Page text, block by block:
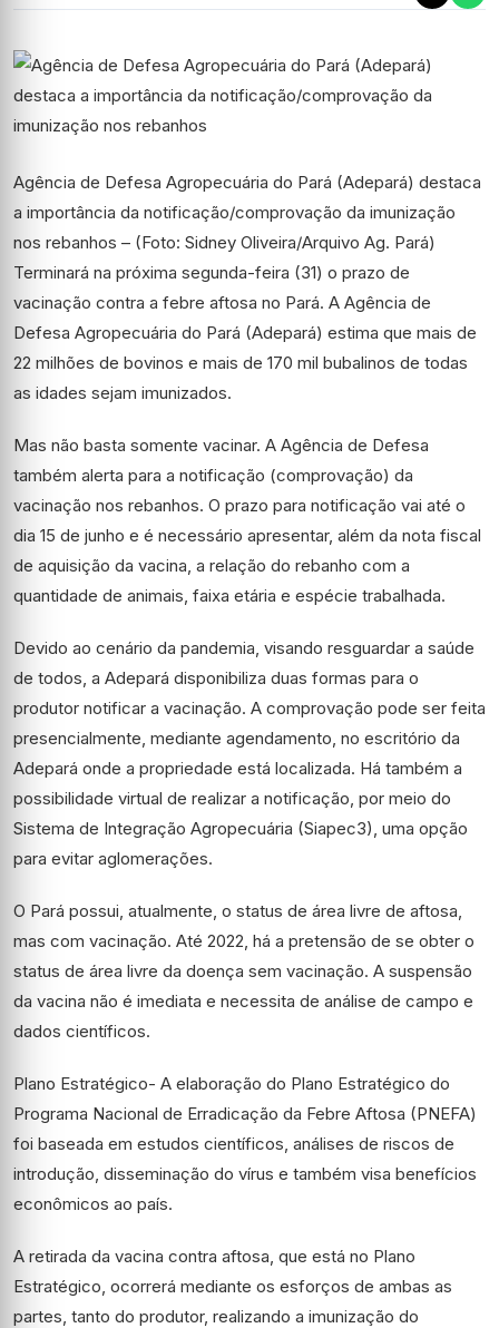
Agência de Defesa Agropecuária do Pará (Adepará) destaca
a importância da notificação/comprovação da imunização
nos rebanhos – (Foto: Sidney Oliveira/Arquivo Ag. Pará)
Terminará na próxima segunda-feira (31) o prazo de
vacinação contra a febre aftosa no Pará. A Agência de
Defesa Agropecuária do Pará (Adepará) estima que mais de
22 milhões de bovinos e mais de 170 mil bubalinos de todas
as idades sejam imunizados.
Mas não basta somente vacinar. A Agência de Defesa
também alerta para a notificação (comprovação) da
vacinação nos rebanhos. O prazo para notificação vai até o
dia 15 de junho e é necessário apresentar, além da nota fiscal
de aquisição da vacina, a relação do rebanho com a
quantidade de animais, faixa etária e espécie trabalhada.
Devido ao cenário da pandemia, visando resguardar a saúde
de todos, a Adepará disponibiliza duas formas para o
produtor notificar a vacinação. A comprovação pode ser feita
presencialmente, mediante agendamento, no escritório da
Adepará onde a propriedade está localizada. Há também a
possibilidade virtual de realizar a notificação, por meio do
Sistema de Integração Agropecuária (Siapec3), uma opção
para evitar aglomerações.
O Pará possui, atualmente, o status de área livre de aftosa,
mas com vacinação. Até 2022, há a pretensão de se obter o
status de área livre da doença sem vacinação. A suspensão
da vacina não é imediata e necessita de análise de campo e
dados científicos.
Plano Estratégico- A elaboração do Plano Estratégico do
Programa Nacional de Erradicação da Febre Aftosa (PNEFA)
foi baseada em estudos científicos, análises de riscos de
introdução, disseminação do vírus e também visa benefícios
econômicos ao país.
A retirada da vacina contra aftosa, que está no Plano
Estratégico, ocorrerá mediante os esforços de ambas as
partes, tanto do produtor, realizando a imunização do